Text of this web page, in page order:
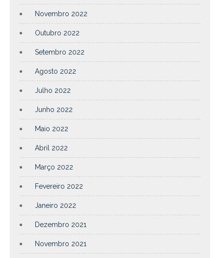
Novembro 2022
Outubro 2022
Setembro 2022
Agosto 2022
Julho 2022
Junho 2022
Maio 2022
Abril 2022
Março 2022
Fevereiro 2022
Janeiro 2022
Dezembro 2021
Novembro 2021